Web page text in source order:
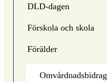
DLD-dagen
Förskola och skola
Förälder
Omvårdnadsbidrag